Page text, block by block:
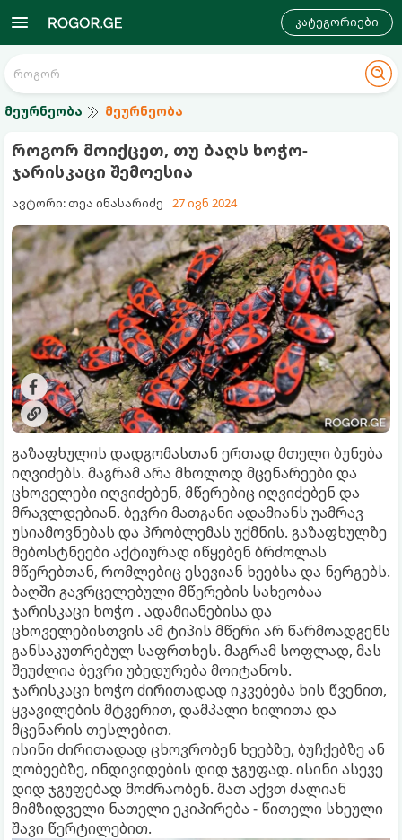
კატეგორიები
მეურნეობა მეურნეობა
როგორ მოიქცეთ, თუ ბაღს ხოჭო-
ჯარისკაცი შემოესია
ავტორი: თეა ინასარიძე 27 ივნ 2024
გაზაფხულის დადგომასთან ერთად მთელი ბუნება
იღვიძებს. მაგრამ არა მხოლოდ მცენარეები და
ცხოველები იღვიძებენ, მწერებიც იღვიძებენ და
მრავლდებიან. ბევრი მათგანი ადამიანს უამრავ
უსიამოვნებას და პრობლემას უქმნის. გაზაფხულზე
მებოსტნეები აქტიურად იწყებენ ბრძოლას
მწერებთან, რომლებიც ესევიან ხეებსა და ნერგებს.
ბაღში გავრცელებული მწერების სახეობაა
ჯარისკაცი ხოჭო . ადამიანებისა და
ცხოველებისთვის ამ ტიპის მწერი არ წარმოადგენს
განსაკუთრებულ საფრთხეს. მაგრამ სოფლად, მას
შეუძლია ბევრი უბედურება მოიტანოს.
ჯარისკაცი ხოჭო ძირითადად იკვებება ხის წვენით,
ყვავილების მტვერით, დამპალი ხილითა და
მცენარის თესლებით.
ისინი ძირითადად ცხოვრობენ ხეებზე, ბუჩქებზე ან
ღობეებზე, ინდივიდების დიდ ჯგუფად. ისინი ასევე
დიდ ჯგუფებად მოძრაობენ. მათ აქვთ ძალიან
მიმზიდველი ნათელი ეკიპირება - წითელი სხეული
შავი წერტილებით.